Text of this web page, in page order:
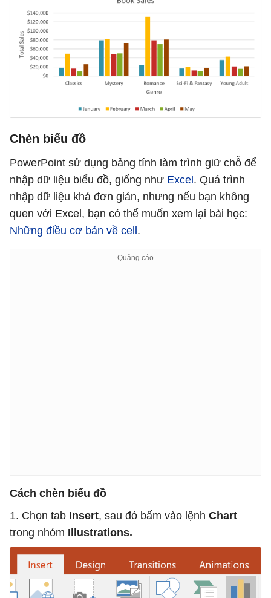
Chèn biểu đồ
PowerPoint sử dụng bảng tính làm trình giữ chỗ để
nhập dữ liệu biểu đồ, giống như Excel . Quá trình
nhập dữ liệu khá đơn giản, nhưng nếu bạn không
quen với Excel, bạn có thể muốn xem lại bài học:
Những điều cơ bản về cell .
Cách chèn biểu đồ
1. Chọn tab Insert, sau đó bấm vào lệnh Chart
trong nhóm Illustrations.